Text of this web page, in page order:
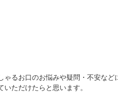
ゃるお口のお悩みや疑問・不安な
ただけたらと思います。